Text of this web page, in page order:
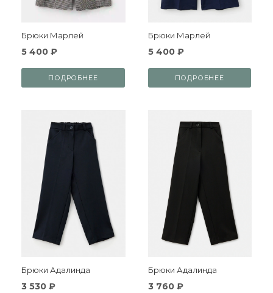
Брюки Марлей
5 400 ₽
ПОДРОБНЕЕ
Брюки Марлей
5 400 ₽
ПОДРОБНЕЕ
Брюки Адалинда
3 530 ₽
Брюки Адалинда
3 760 ₽